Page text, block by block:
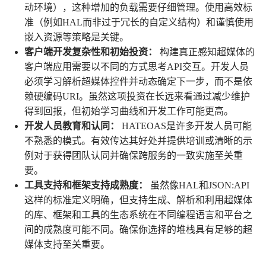
动环境），这种增加的负载需要仔细管理。使用高效标
准（例如HAL而非过于冗长的自定义结构）和谨慎使用
嵌入资源等策略是关键。
客户端开发复杂性和初始投资：
构建真正感知超媒体的
客户端应用需要以不同的方式思考API交互。开发人员
必须学习解析超媒体控件并动态确定下一步，而不是依
赖硬编码URI。虽然这项投资在长远来看通过减少维护
得到回报，但初始学习曲线和开发工作可能更高。
开发人员教育和认同：
HATEOAS是许多开发人员可能
不熟悉的模式。有效传达其好处并提供培训或清晰的示
例对于获得团队认同并确保跨服务的一致实施至关重
要。
工具支持和框架支持成熟度：
虽然像HAL和JSON:API
这样的标准定义明确，但支持生成、解析和利用超媒体
的库、框架和工具的生态系统在不同编程语言和平台之
间的成熟度可能不同。确保你选择的堆栈具有足够的超
媒体支持至关重要。